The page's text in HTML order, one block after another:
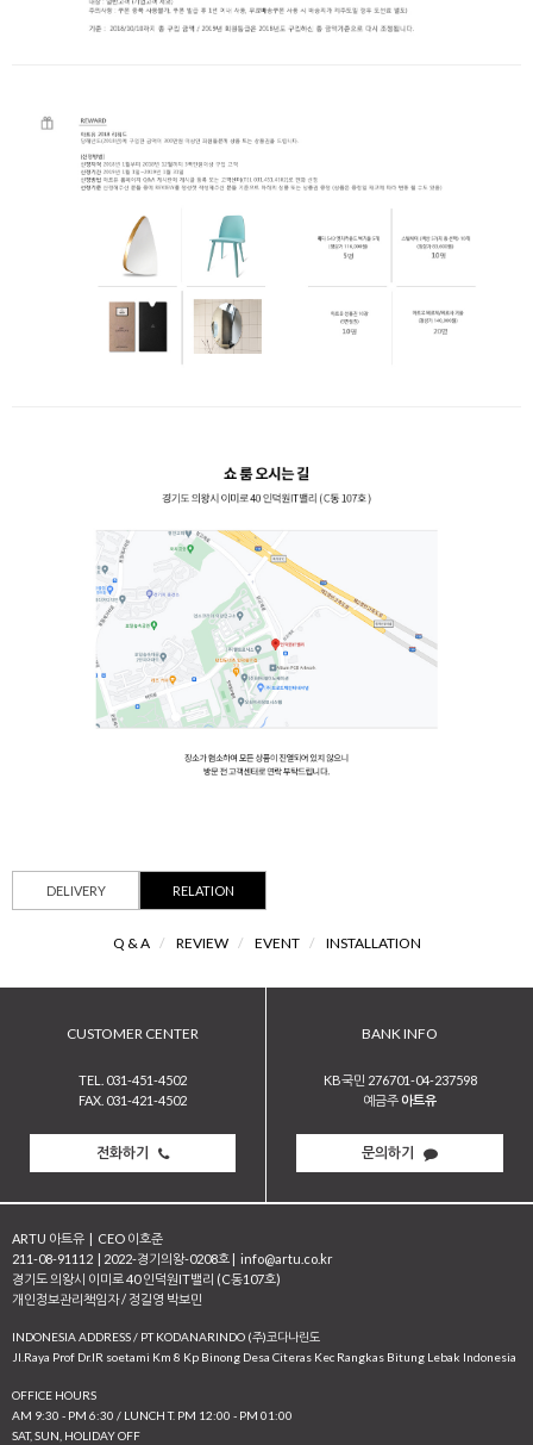
DELIVERY RELATION
Q & A / REVIEW / EVENT / INSTALLATION
CUSTOMER CENTER
TEL. 031-451-4502
FAX. 031-421-4502
전화하기
BANK INFO
KB국민 276701-04-237598
예금주 아트유
문의하기
ARTU 아트유 | CEO 이호준
211-08-91112 | 2022-경기의왕-0208호 | info@artu.co.kr
경기도 의왕시 이미로 40 인덕원IT밸리 (C동107호)
개인정보관리책임자 / 정길영 박보민
INDONESIA ADDRESS / PT KODANARINDO (주)코다나린도
JI.Raya Prof Dr.IR soetami Km 8 Kp Binong Desa Citeras Kec Rangkas Bitung Lebak Indonesia
OFFICE HOURS
AM 9:30 - PM 6:30 / LUNCH T. PM 12:00 - PM 01:00
SAT, SUN, HOLIDAY OFF